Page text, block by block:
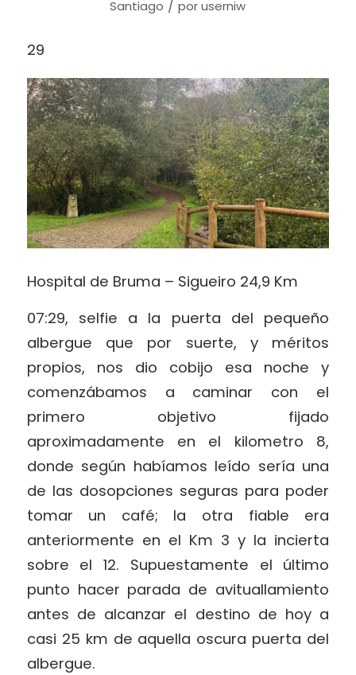
Santiago / poruserniw
29
Hospital de Bruma – Sigueiro 24,9 Km
07:29, selfie a la puerta del pequeño
albergue que por suerte, y méritos
propios, nos dio cobijo esa noche y
comenzábamos a caminar con el
primero objetivo fijado
aproximadamente en el kilometro 8,
donde según habíamos leído sería una
de las dosopciones seguras para poder
tomar un café; la otra fiable era
anteriormente en el Km 3 y la incierta
sobre el 12. Supuestamente el último
punto hacer parada de avituallamiento
antes de alcanzar el destino de hoy a
casi 25 km de aquella oscura puerta del
albergue.